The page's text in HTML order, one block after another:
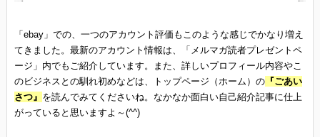
「ebay」での、一つのアカウント評価もこのような感じでかなり増え
てきました。最新のアカウント情報は、「メルマガ読者プレゼントペ
ージ」内でもご紹介しています。また、詳しいプロフィール内容やこ
のビジネスとの馴れ初めなどは、トップページ（ホーム）の『ごあい
さつ』 を読んでみてくださいね。なかなか面白い自己紹介記事に仕上
がっていると思いますよ～(^^)